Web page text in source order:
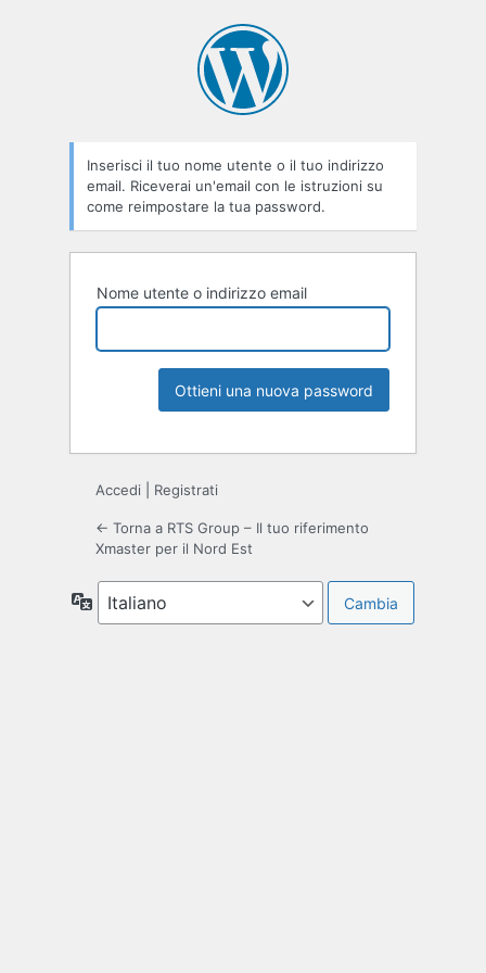
Inserisci il tuo nome utente o il tuo indirizzo
email. Riceverai un'email con le istruzioni su
come reimpostare la tua password.
Nome utente o indirizzo email
Accedi Registrati
← Torna a RTS Group – Il tuo riferimento
Xmaster per il Nord Est
Lingua